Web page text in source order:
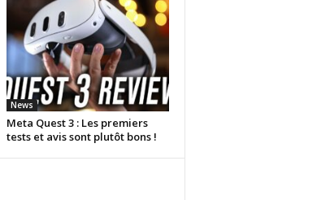
News
Meta Quest 3 : Les premiers
tests et avis sont plutôt bons !